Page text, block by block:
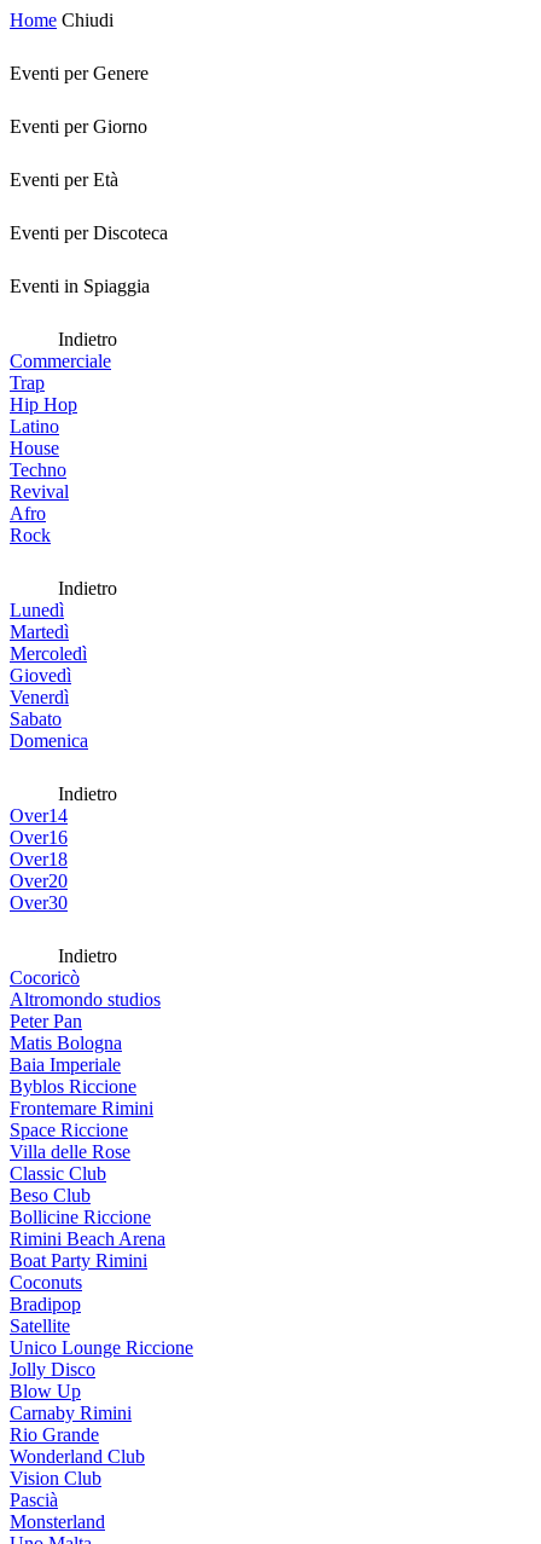
Home Chiudi
Eventi per Genere
Eventi per Giorno
Eventi per Età
Eventi per Discoteca
Eventi in Spiaggia
Indietro
Commerciale
Trap
Hip Hop
Latino
House
Techno
Revival
Afro
Rock
Indietro
Lunedì
Martedì
Mercoledì
Giovedì
Venerdì
Sabato
Domenica
Indietro
Over14
Over16
Over18
Over20
Over30
Indietro
Cocoricò
Altromondo studios
Peter Pan
Matis Bologna
Baia Imperiale
Byblos Riccione
Frontemare Rimini
Space Riccione
Villa delle Rose
Classic Club
Beso Club
Bollicine Riccione
Rimini Beach Arena
Boat Party Rimini
Coconuts
Bradipop
Satellite
Unico Lounge Riccione
Jolly Disco
Blow Up
Carnaby Rimini
Rio Grande
Wonderland Club
Vision Club
Pascià
Monsterland